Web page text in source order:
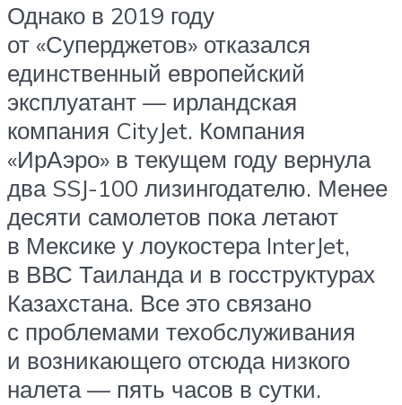
Однако в 2019 году
от «Суперджетов» отказался
единственный европейский
эксплуатант — ирландская
компания CityJet. Компания
«ИрАэро» в текущем году вернула
два SSJ-100 лизингодателю. Менее
десяти самолетов пока летают
в Мексике у лоукостера InterJet,
в ВВС Таиланда и в госструктурах
Казахстана. Все это связано
с проблемами техобслуживания
и возникающего отсюда низкого
налета — пять часов в сутки.